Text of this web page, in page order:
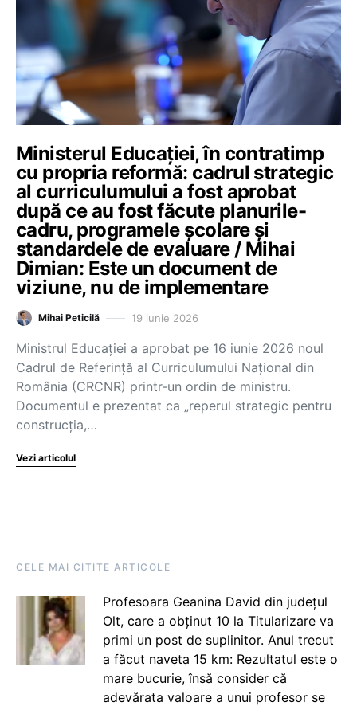
Ministerul Educației, în contratimp
cu propria reformă: cadrul strategic
al curriculumului a fost aprobat
după ce au fost făcute planurile-
cadru, programele școlare și
standardele de evaluare / Mihai
Dimian: Este un document de
viziune, nu de implementare
Mihai Peticilă 19 iunie 2026
Ministrul Educației a aprobat pe 16 iunie 2026 noul
Cadrul de Referință al Curriculumului Național din
România (CRCNR) printr-un ordin de ministru.
Documentul e prezentat ca „reperul strategic pentru
construcția,…
Vezi articolul
CELE MAI CITITE ARTICOLE
Profesoara Geanina David din județul
Olt, care a obținut 10 la Titularizare va
primi un post de suplinitor. Anul trecut
a făcut naveta 15 km: Rezultatul este o
mare bucurie, însă consider că
adevărata valoare a unui profesor se